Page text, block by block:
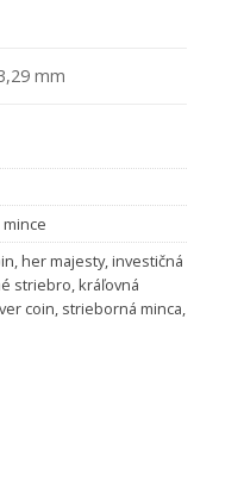
mm
,her majesty,investičná
striebro,kráľovná
coin, strieborná minca,